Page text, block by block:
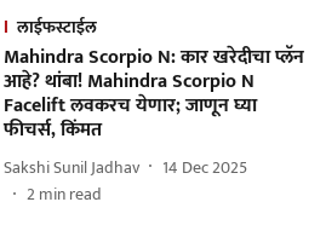
लाईफस्टाईल
Mahindra Scorpio N: कार खरेदीचा प्लॅन
आहे? थांबा! Mahindra Scorpio N
Facelift लवकरच येणार; जाणून घ्या
फीचर्स, किंमत
Sakshi Sunil Jadhav
14 Dec 2025
2min read